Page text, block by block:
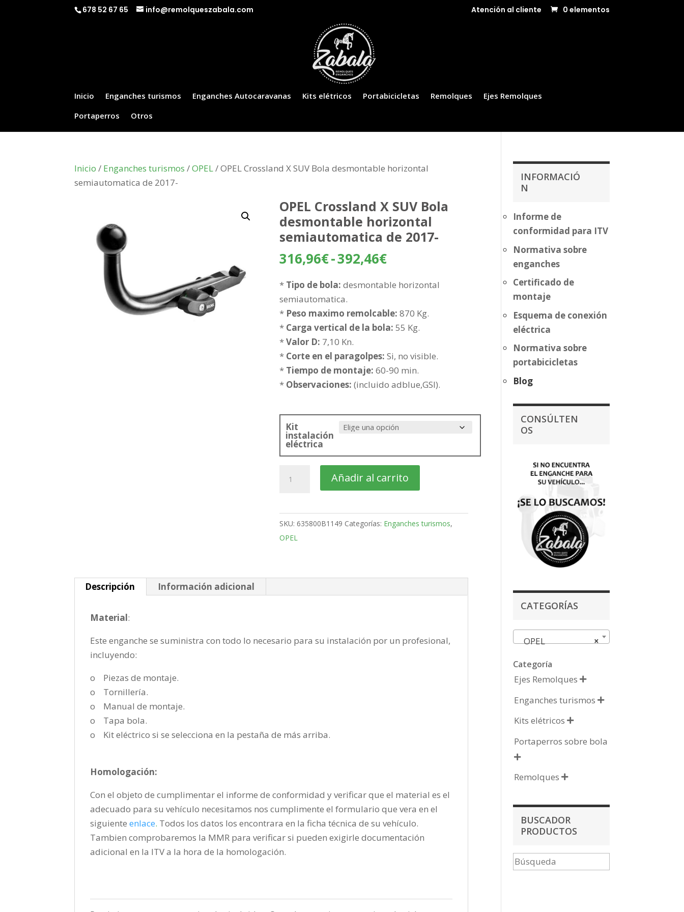
678 52 67 65 info@remolqueszabala.com Atención al cliente 0 elementos
Inicio Enganches turismos Enganches Autocaravanas Kits elétricos Portabicicletas Remolques
Ejes Remolques
Portaperros
Otros
Inicio / Enganches turismos /OPEL/ OPEL Crossland X SUV Bola desmontable horizontal
semiautomatica de 2017-
OPEL Crossland X SUV Bola
desmontable horizontal
semiautomatica de 2017-
316,96€-392,46€Rango
precios:
316,96€
hasta
* Tipo de bola: desmontable horizontal
semiautomatica.
* Peso maximo remolcable: 870 Kg.
* Carga vertical de la bola: 55 Kg.
*Valor D: 7,10 Kn.
* Corte en el paragolpes: Si, no visible.
* Tiempo de montaje: 60-90 min.
* Observaciones: (incluido adblue,GSI).
Kit
instalación
eléctrica
Crossland
SUV
Bola
desmontable
Añadir al carrito
SKU: 635800B1149 Categorías: Enganches turismos,
OPEL
Descripción Información adicional
Material:
Este enganche se suministra con todo lo necesario para su instalación por un profesional,
incluyendo:
o Piezas de montaje.
o Tornillería.
o Manual de montaje.
o Tapa bola.
o Kit eléctrico si se selecciona en la pestaña de más arriba.
Homologación:
Con el objeto de cumplimentar el informe de conformidad y verificar que el material es el
adecuado para su vehículo necesitamos nos cumplimente el formulario que vera en el
siguienteenlace. Todos los datos los encontrara en la ficha técnica de su vehículo.
Tambien comprobaremos la MMR para verificar si pueden exigirle documentación
adicional en la ITV a la hora de la homologación.
INFORMACIÓ
N
Informe de
conformidad para ITV
Normativa sobre
enganches
Certificado de
montaje
Esquema de conexión
eléctrica
Normativa sobre
portabicicletas
Blog
CONSÚLTEN
OS
CATEGORÍAS
×
OPEL
Categoría
Ejes Remolques 
Enganches turismos 
Kits elétricos 
Portaperros sobre bola

Remolques 
BUSCADOR
PRODUCTOS